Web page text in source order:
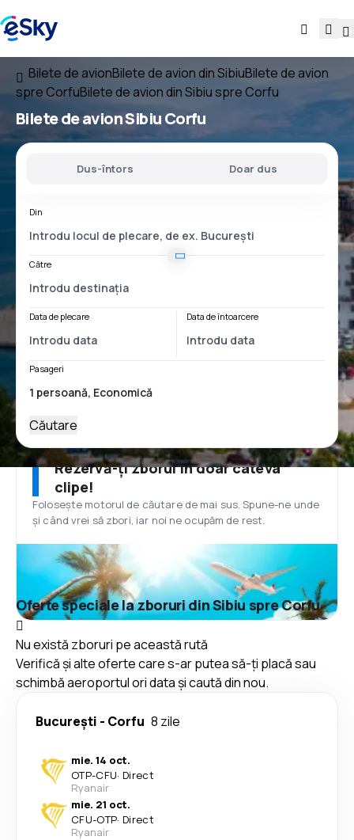
Bilete de avionBilete de avion din SibiuBilete de avion
spre CorfuBilete de avion din Sibiu spre Corfu
Bilete de avionSibiu Corfu
Dus-întors Doar dus
Din
Către
Data de plecare Data de întoarcere
Pasageri
Căutare
Rezervă-ți zborul în doar câteva
clipe!
Folosește motorul de căutare de mai sus. Spune-ne unde
și când vrei să zbori, iar noi ne ocupăm de rest.
Oferte speciale la zboruri din Sibiu spre Corfu
Nu există zboruri pe această rută
Verifică și alte oferte care s-ar putea să-ți placă sau
schimbă aeroportul ori data și caută din nou.
București - Corfu 8 zile
mie. 14 oct.
OTP-CFU· Direct
Ryanair
mie. 21 oct.
CFU-OTP· Direct
Ryanair